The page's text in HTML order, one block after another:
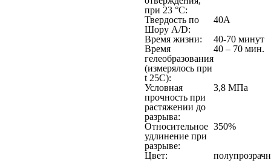
при 23 °C:
Твердость по
Шору A/D:
40А
Время жизни:
40-70 минут
Время
гелеобразования
(измерялось при
t 25C):
40 – 70 мин.
Условная
прочность при
растяжении до
разрыва:
3,8 МПа
Относительное
удлинение при
разрыве:
350%
Цвет: